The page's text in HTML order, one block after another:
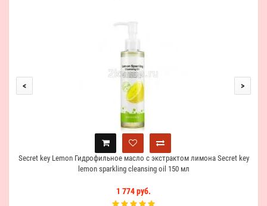
Secret key Lemon Гидрофильное масло с экстрактом лимона Secret key
lemon sparkling cleansing oil 150 мл
1 774 руб.
< >